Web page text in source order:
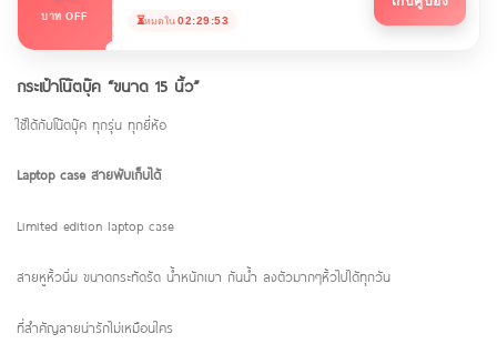
บาท OFF ⏳หมดใน 02:29:52
กระเป๋าโน๊ตบุ๊ค “ขนาด 15 นิ้ว”
ใช้ได้กับโน๊ตบุ๊ค ทุกรุ่น ทุกยี่ห้อ
Laptop case สายพับเก็บได้
Limited edition laptop case
สายหูหิ้วนิ่ม ขนาดกระทัดรัด น้ำหนักเบา กันน้ำ ลงตัวมากๆหิ้วไปได้ทุกวัน
ที่สำคัญลายน่ารักไม่เหมือนใคร